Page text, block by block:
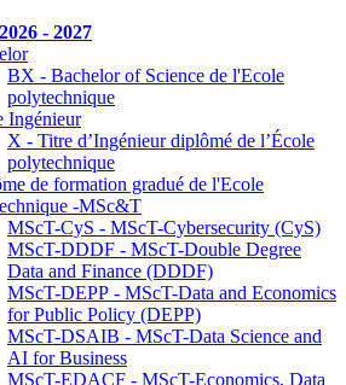
- 2027
BX - Bachelor of Science de l'Ecole
polytechnique
Ingénieur
X - Titre d’Ingénieur diplômé de l’École
polytechnique
de formation gradué de l'Ecole
-MSc&T
MScT-CyS - MScT-Cybersecurity (CyS)
MScT-DDDF - MScT-Double Degree
Data and Finance (DDDF)
MScT-DEPP - MScT-Data and Economics
for Public Policy (DEPP)
MScT-DSAIB - MScT-Data Science and
AI for Business
MScT-EDACF - MScT-Economics, Data